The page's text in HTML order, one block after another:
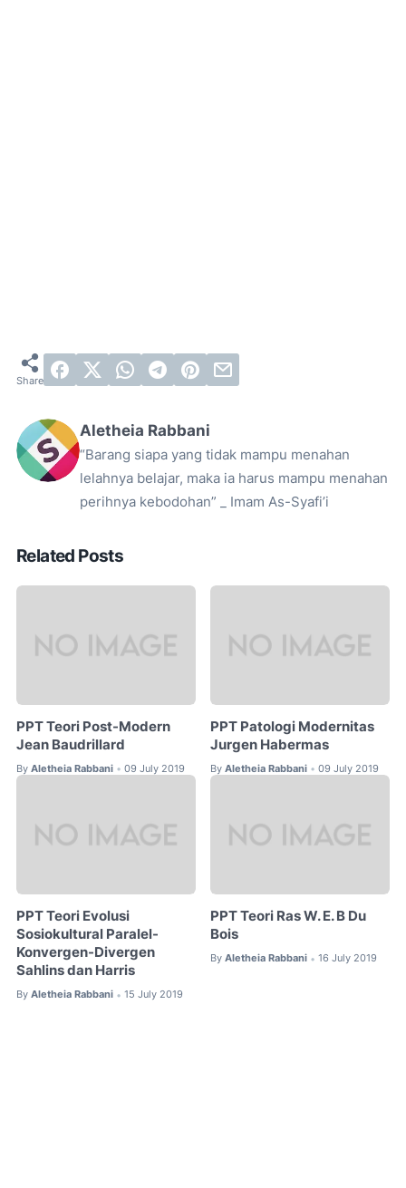
Aletheia Rabbani
“Barang siapa yang tidak mampu menahan
lelahnya belajar, maka ia harus mampu menahan
perihnya kebodohan” _ Imam As-Syafi’i
Related Posts
PPT Teori Post-Modern
Jean Baudrillard
By Aletheia Rabbani • 09 July 2019
PPT Patologi Modernitas
Jurgen Habermas
By Aletheia Rabbani • 09 July 2019
PPT Teori Evolusi
Sosiokultural Paralel-
Konvergen-Divergen
Sahlins dan Harris
By Aletheia Rabbani • 15 July 2019
PPT Teori Ras W. E. B Du
Bois
By Aletheia Rabbani • 16 July 2019